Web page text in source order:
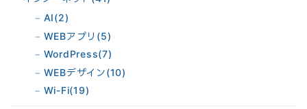
AI(2)
WEBアプリ (5)
WordPress(7)
WEBデザイン(10)
Wi-Fi(19)